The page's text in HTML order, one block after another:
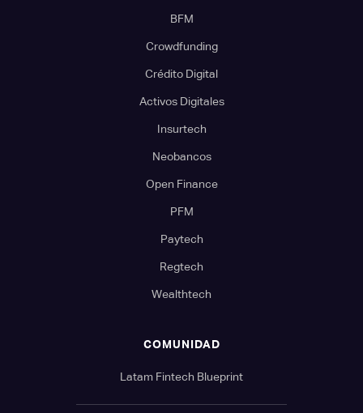
BFM
Crowdfunding
Crédito Digital
Activos Digitales
Insurtech
Neobancos
Open Finance
PFM
Paytech
Regtech
Wealthtech
COMUNIDAD
Latam Fintech Blueprint